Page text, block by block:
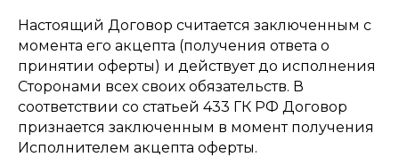
Настоящий Договор считается заключенным с
момента его акцепта (получения ответа о
принятии оферты) и действует до исполнения
Сторонами всех своих обязательств. В
соответствии со статьей 433 ГК РФ Договор
признается заключенным в момент получения
Исполнителем акцепта оферты.